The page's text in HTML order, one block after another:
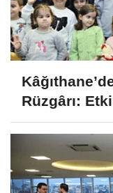
Rüzgârı: